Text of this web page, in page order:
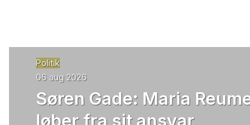
Politik
06 aug 2026
Søren Gade: Maria
løber fra sit ansvar